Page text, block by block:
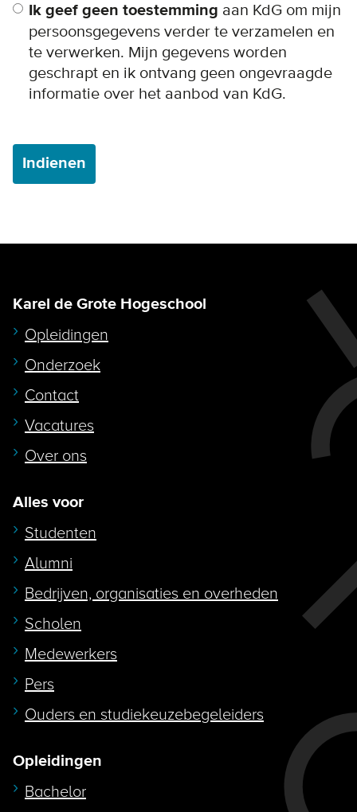
Ik geef geen toestemming aan KdG om mijn
persoonsgegevens verder te verzamelen en
te verwerken. Mijn gegevens worden
geschrapt en ik ontvang geen ongevraagde
informatie over het aanbod van KdG.
Indienen
Karel de Grote Hogeschool
Opleidingen
Onderzoek
Contact
Vacatures
Over ons
Alles voor
Studenten
Alumni
Bedrijven, organisaties en overheden
Scholen
Medewerkers
Pers
Ouders en studiekeuzebegeleiders
Opleidingen
Bachelor